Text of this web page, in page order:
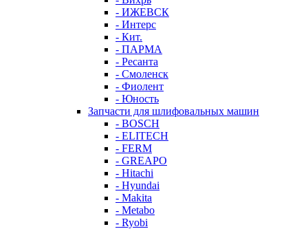
- ИЖЕВСК
- Интерс
- Кит.
- ПАРМА
- Ресанта
- Смоленск
- Фиолент
- Юность
Запчасти для шлифовальных машин
- BOSCH
- ELITECH
- FERM
- GREAPO
- Hitachi
- Hyundai
- Makita
- Metabo
- Ryobi